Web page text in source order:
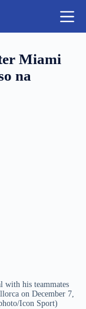
Miami
na
with his teammates
on December 7,
Icon Sport)